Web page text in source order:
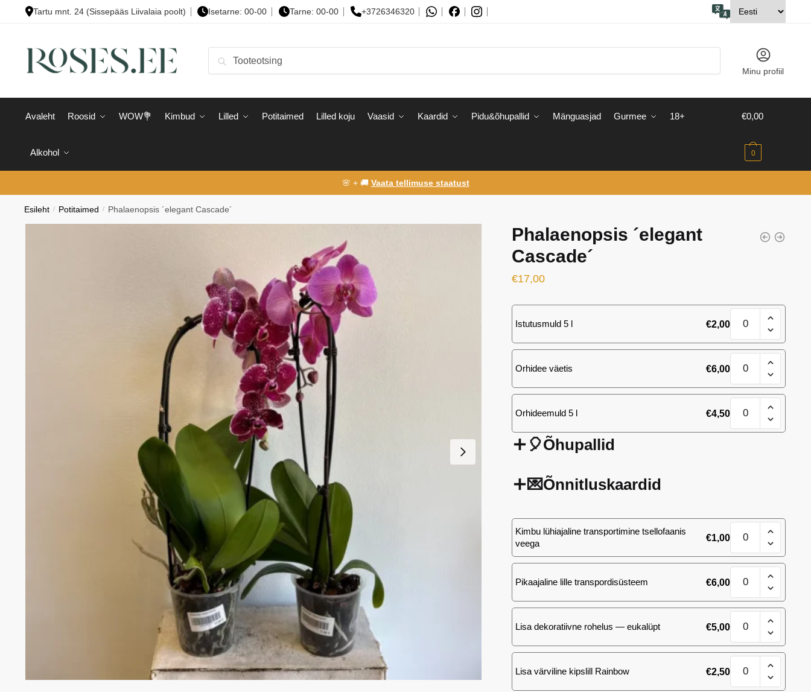
Tartu mnt. 24 (Sissepääs Liivalaia poolt) Isetarne: 00-00 Tarne: 00-00 +3726346320
Otsi
Minu profiil
Avaleht Roosid WOW💐 Kimbud Lilled Potitaimed Lilled koju Vaasid Kaardid Pidu&õhupallid Mänguasjad Gurmee 18+
Alkohol
€0,00
0
🌸 + 🚚 Vaata tellimuse staatust
Esileht / Potitaimed / Phalaenopsis ´elegant Cascade´
Phalaenopsis ´elegant
Cascade´
€17,00
Istutusmuld 5 l €2,00
Phalaenopsis
´elegant
Cascade
´
kogus
Orhidee väetis €6,00
Phalaenopsis
´elegant
Cascade
´
kogus
Orhideemuld 5 l €4,50
Phalaenopsis
´elegant
Cascade
🎈Õhupallid
💌Õnnitluskaardid
Kimbu lühiajaline transportimine tsellofaanis
veega
€1,00
Phalaenopsis
´elegant
Cascade
´
kogus
Pikaajaline lille transpordisüsteem €6,00
Phalaenopsis
´elegant
Cascade
´
kogus
Lisa dekoratiivne rohelus — eukalüpt €5,00
Phalaenopsis
´elegant
Cascade
´
kogus
Lisa värviline kipslill Rainbow €2,50
Phalaenopsis
´elegant
Cascade